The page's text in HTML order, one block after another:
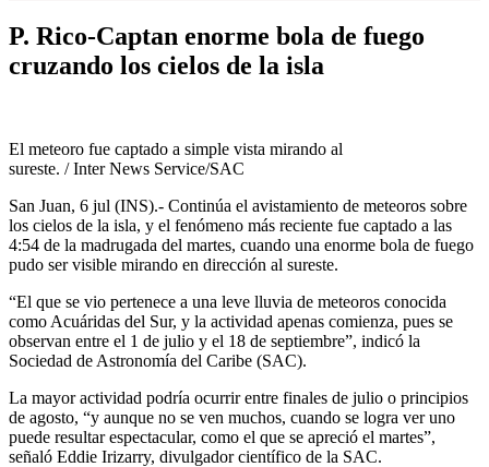
P. Rico-Captan enorme bola de fuego
cruzando los cielos de la isla
El meteoro fue captado a simple vista mirando al
sureste. / Inter News Service/SAC
San Juan, 6 jul (INS).- Continúa el avistamiento de meteoros sobre
los cielos de la isla, y el fenómeno más reciente fue captado a las
4:54 de la madrugada del martes, cuando una enorme bola de fuego
pudo ser visible mirando en dirección al sureste.
“El que se vio pertenece a una leve lluvia de meteoros conocida
como Acuáridas del Sur, y la actividad apenas comienza, pues se
observan entre el 1 de julio y el 18 de septiembre”, indicó la
Sociedad de Astronomía del Caribe (SAC).
La mayor actividad podría ocurrir entre finales de julio o principios
de agosto, “y aunque no se ven muchos, cuando se logra ver uno
puede resultar espectacular, como el que se apreció el martes”,
señaló Eddie Irizarry, divulgador científico de la SAC.